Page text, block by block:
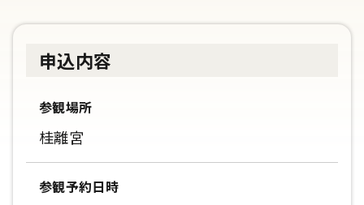
申込内容
参観場所
桂離宮
参観予約日時